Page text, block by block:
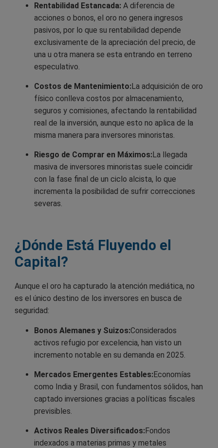
Rentabilidad Estancada: A diferencia de
acciones o bonos, el oro no genera ingresos
pasivos, por lo que su rentabilidad depende
exclusivamente de la apreciación del precio, de
una u otra manera se esta entrando en terreno
especulativo.
Costos de Mantenimiento:La adquisición de oro
físico conlleva costos por almacenamiento,
seguros y comisiones, afectando la rentabilidad
real de la inversión, aunque esto no aplica de la
misma manera para inversores minoristas.
Riesgo de Comprar en Máximos:La llegada
masiva de inversores minoristas suele coincidir
con la fase final de un ciclo alcista, lo que
incrementa la posibilidad de sufrir correcciones
severas.
¿Dónde Está Fluyendo el
Capital?
Aunque el oro ha capturado la atención mediática, no
es el único destino de los inversores en busca de
seguridad:
Bonos Alemanes y Suizos:Considerados
activos refugio por excelencia, han visto un
incremento notable en su demanda en 2025.
Mercados Emergentes Estables:Economías
como India y Brasil, con fundamentos sólidos, han
captado inversiones gracias a políticas fiscales
previsibles.
Activos Reales Diversificados:Fondos
indexados a materias primas y metales